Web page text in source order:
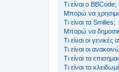
Τι είναι ο BBCode;
Μπορώ να
Τι είναι τα Smilies;
Μπορώ να
Τι είναι οι γενικές
Τι είναι οι
Τι είναι τα
Τι είναι τα